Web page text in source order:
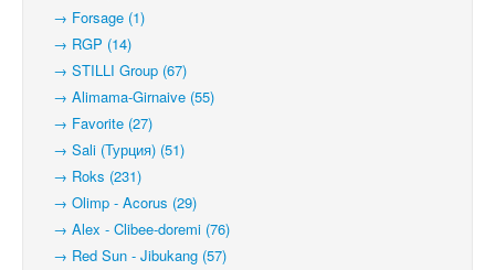
→ Forsage (1)
→ RGP (14)
→ STILLI Group (67)
→ Alimama-Girnaive (55)
→ Favorite (27)
→ Sali (Турция) (51)
→ Roks (231)
→ Olimp - Acorus (29)
→ Alex - Clibee-doremi (76)
→ Red Sun - Jibukang (57)